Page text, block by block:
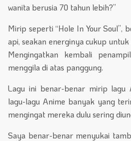
wanita berusia 70 tahun lebih?”
Mirip seperti “Hole In Your Soul”,
api, seakan energinya cukup
Mengingatkan kembali
menggila di atas panggung.
Lagu ini benar-benar mirip lagu
lagu-lagu Anime banyak yang
mengingat mereka dulu sering
Saya benar-benar menyukai